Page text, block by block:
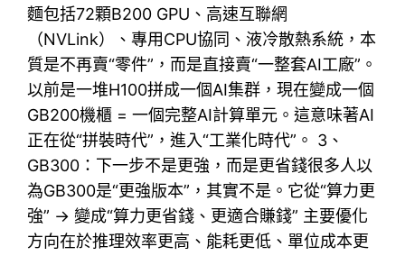
麵包括72顆B200 GPU、高速互聯網
（NVLink）、專用CPU協同、液冷散熱系統，本
質是不再賣“零件”，而是直接賣“一整套AI工廠”。
以前是一堆H100拼成一個AI集群，現在變成一個
GB200機櫃 = 一個完整AI計算單元。這意味著AI
正在從“拼裝時代”，進入“工業化時代”。 3、
GB300：下一步不是更強，而是更省錢很多人以
為GB300是“更強版本”，其實不是。它從“算力更
強” → 變成“算力更省錢、更適合賺錢” 主要優化
方向在於推理效率更高、能耗更低、單位成本更